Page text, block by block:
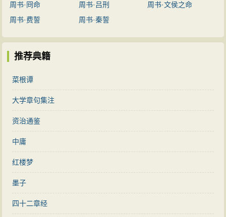
周书·冏命
周书·吕刑
周书·文侯之命
周书·费誓
周书·秦誓
推荐典籍
菜根谭
大学章句集注
资治通鉴
中庸
红楼梦
墨子
四十二章经